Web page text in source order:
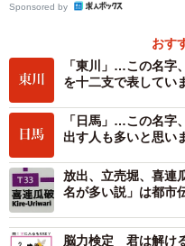
Sponsored by
おす
「東川」…この名
を十二支で表してい
「日馬」…この名
出す人も多いと思い
放出、立売堀、喜連
名が多い説」は都市
脳力検定 君は解け